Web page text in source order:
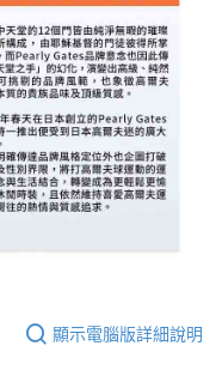
顯示電腦版詳細說明